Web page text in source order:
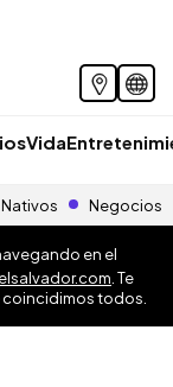
Vida
Nativos Negocios
en el
elsalvador.com . Te
todos.